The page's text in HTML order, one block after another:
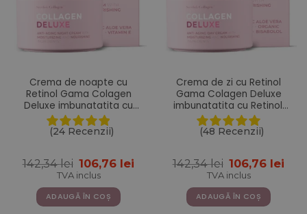
Crema de noapte cu
Retinol Gama Colagen
Deluxe imbunatatita cu
Aloe Vera, Unt de Shea,
Vitamina E si Niacinamide
(24 Recenzii)
142,34lei Prețul
inițial
a
fost:
142,34 lei.
106,76 lei
TVA inclus
ADAUGĂ ÎN COȘ
Crema de zi cu Retinol
Gama Colagen Deluxe
imbunatatita cu Retinol,
Acid Hialuronic, Colagen
Marin, Vitamina E, Unt de
Shea, Ulei de Jojoba, Aloe
(48 Recenzii)
142,34lei Prețul
inițial
a
fost:
142,34 lei.
106,76 lei
TVA inclus
ADAUGĂ ÎN COȘ